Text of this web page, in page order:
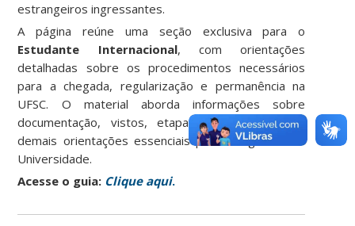
estrangeiros ingressantes.
A página reúne uma seção exclusiva para o
Estudante Internacional, com orientações
detalhadas sobre os procedimentos necessários
para a chegada, regularização e permanência na
UFSC. O material aborda informações sobre
documentação, vistos, etapas administrativas e
demais orientações essenciais para o ingresso na
Universidade.
Acesse o guia: Clique aqui.